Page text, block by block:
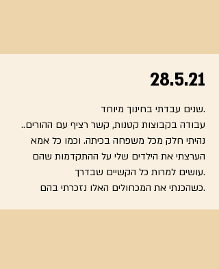
28.5.21
שנים עבדתי בחינוך מיוחד.
עבודה בקבוצות קטנות, קשר רציף עם ההורים..
נהיתי חלק מכל משפחה בכיתה. וכמו כל אמא
הערצתי את הילדים שלי על ההתקדמות שהם
עושים למרות כל הקשיים שבדרך.
כשהכנתי את המכחולים האלו נזכרתי בהם.